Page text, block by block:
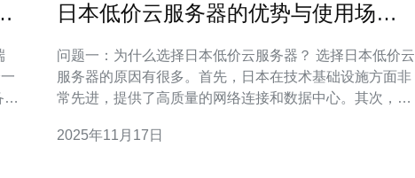
日本低价云服务器的优势与使用场景
问题一：为什么选择日本低价云服务器？ 选择日本低价云
服务器的原因有很多。首先，日本在技术基础设施方面非
常先进，提供了高质量的网络连接和数据中心。其次，低
其适合初创企业和中小型企业。此外，日本的法律法规相
2025年11月17日